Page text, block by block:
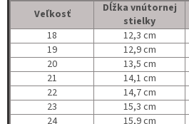
Veľkosť
Dĺžka vnútornej
stielky
18
12,3 cm
19
12,9 cm
20
13,5 cm
21
14,1 cm
22
14,7 cm
23
15,3 cm